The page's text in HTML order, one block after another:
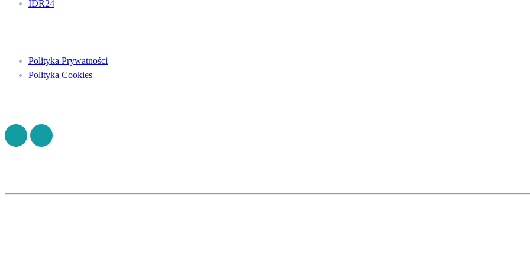
IDR24
Polityka Prywatności
Polityka Cookies